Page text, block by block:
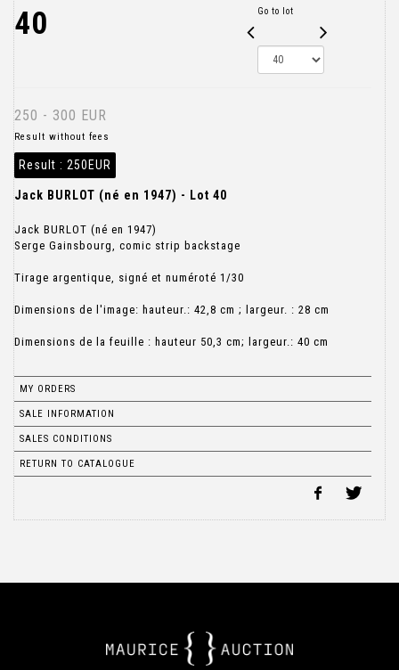
40 Go to lot
250 - 300 EUR
Result without fees
Result : 250EUR
Jack BURLOT (né en 1947) - Lot 40
Jack BURLOT (né en 1947)
Serge Gainsbourg, comic strip backstage
Tirage argentique, signé et numéroté 1/30
Dimensions de l'image: hauteur.: 42,8 cm ; largeur. : 28 cm
Dimensions de la feuille : hauteur 50,3 cm; largeur.: 40 cm
MY ORDERS
SALE INFORMATION
SALES CONDITIONS
RETURN TO CATALOGUE